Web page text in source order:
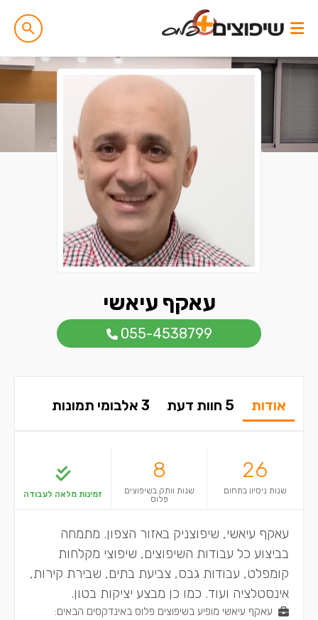
עאקף עיאשי
055-4538799
אודות 5 חוות דעת 3 אלבומי תמונות
עאקף עיאשי, שיפוצניק באזור הצפון. מתמחה
בביצוע כל עבודות השיפוצים, שיפוצי מקלחות
קומפלט, עבודות גבס, צביעת בתים, שבירת קירות,
אינסטלציה ועוד. כמו כן מבצע יציקות בטון.
עאקף עיאשי מופיע בשיפוצים פלוס באינדקסים הבאים:
26
שנות ניסיון בתחום
8
שנות וותק בשיפוצים
פלוס
זמינות מלאה לעבודה